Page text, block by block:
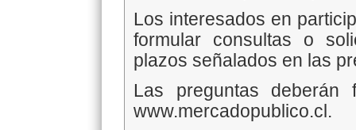
Los interesados en
formular consultas o
plazos señalados en las
Las preguntas deberán
www.mercadopublico.cl.